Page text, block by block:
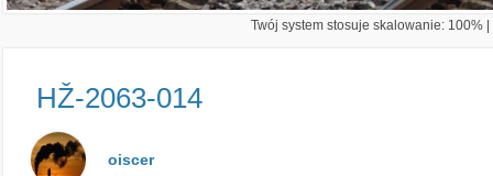
Twój system stosuje skalowanie: 100%
HŽ-2063-014
oiscer